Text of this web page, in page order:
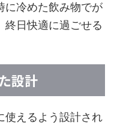
に冷めた飲み物でが
終日快適に過ごせる
設計
使えるよう設計され